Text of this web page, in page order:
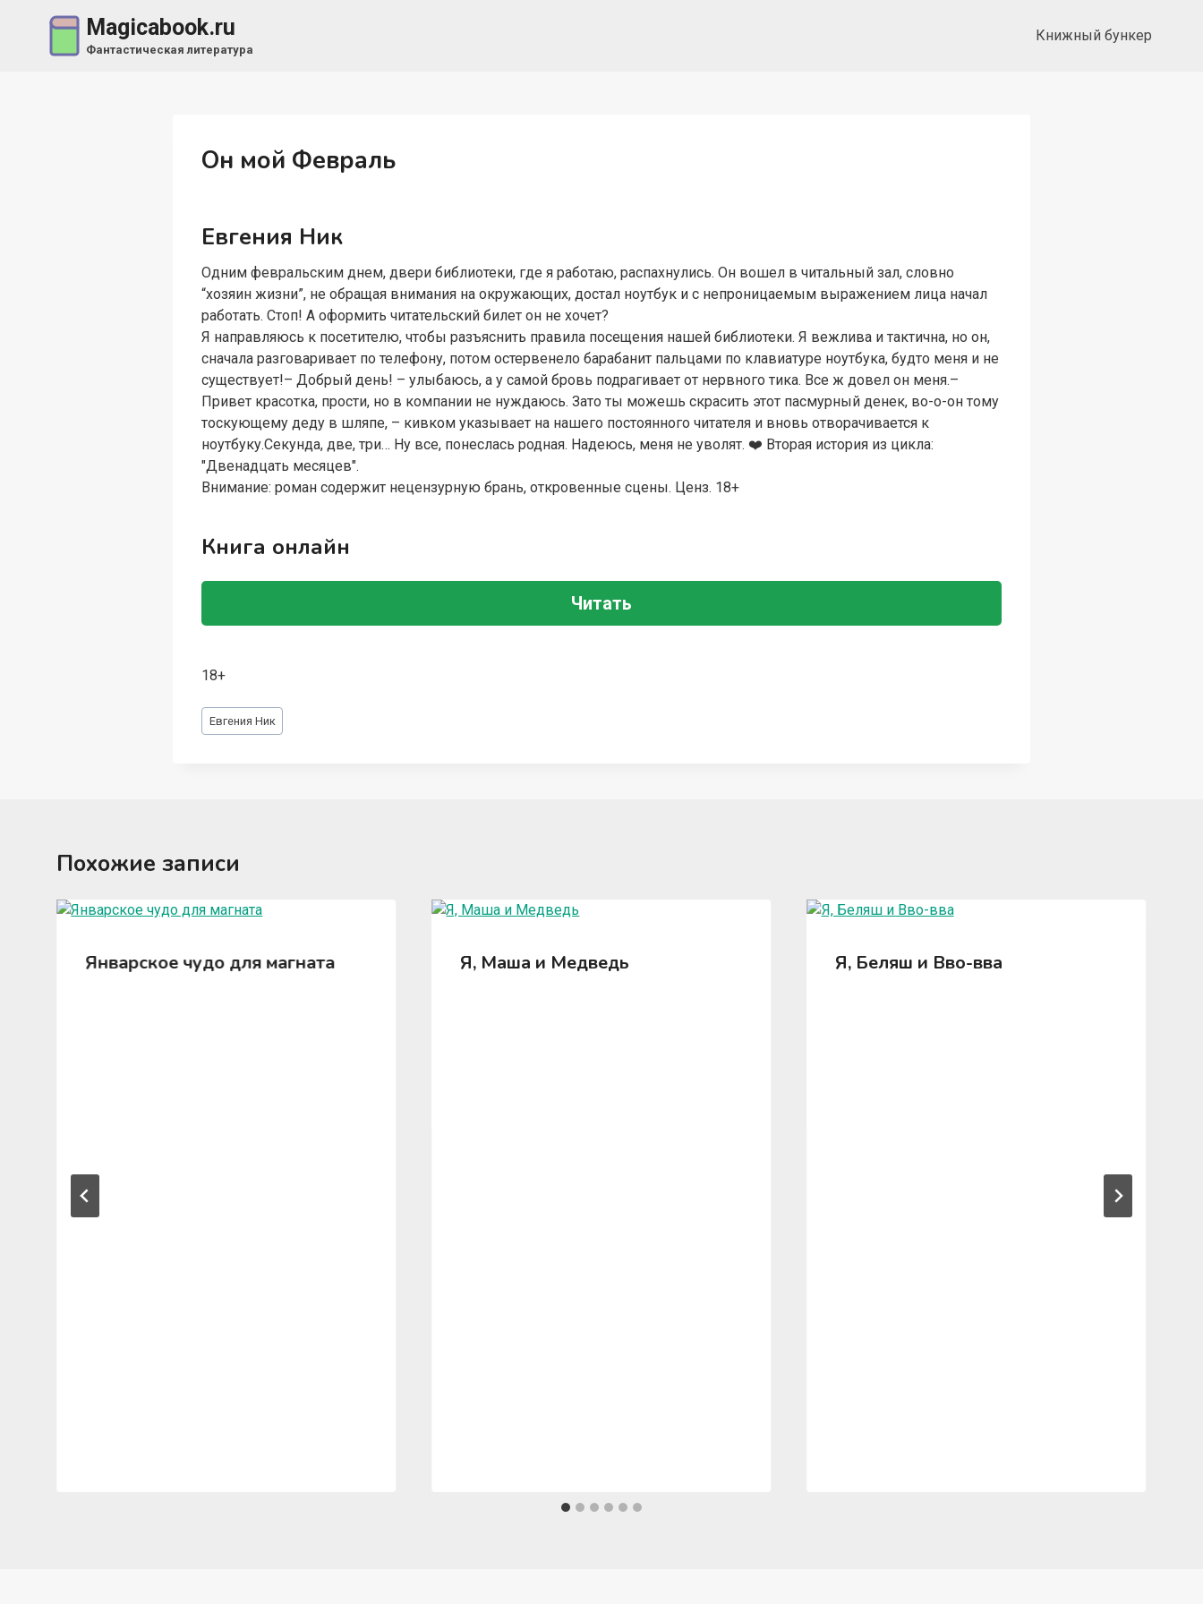
содержимому
Magicabook.ru
Фантастическая литература
Книжный бункер
Он мой Февраль
Евгения Ник
Одним февральским днем, двери библиотеки, где я работаю, распахнулись. Он вошел в читальный зал, словно
“хозяин жизни”, не обращая внимания на окружающих, достал ноутбук и с непроницаемым выражением лица начал
работать. Стоп! А оформить читательский билет он не хочет?
Я направляюсь к посетителю, чтобы разъяснить правила посещения нашей библиотеки. Я вежлива и тактична, но он,
сначала разговаривает по телефону, потом остервенело барабанит пальцами по клавиатуре ноутбука, будто меня и не
существует!– Добрый день! – улыбаюсь, а у самой бровь подрагивает от нервного тика. Все ж довел он меня.–
Привет красотка, прости, но в компании не нуждаюсь. Зато ты можешь скрасить этот пасмурный денек, во-о-он тому
тоскующему деду в шляпе, – кивком указывает на нашего постоянного читателя и вновь отворачивается к
ноутбуку.Секунда, две, три… Ну все, понеслась родная. Надеюсь, меня не уволят. ‍❤️‍ Вторая история из цикла:
"Двенадцать месяцев".
Внимание: роман содержит нецензурную брань, откровенные сцены. Ценз. 18+
Книга онлайн
Читать
18+
Метки
записи:
Евгения Ник
Похожие записи
Январское чудо для магната Я, Маша и Медведь Я, Беляш и Вво-вва